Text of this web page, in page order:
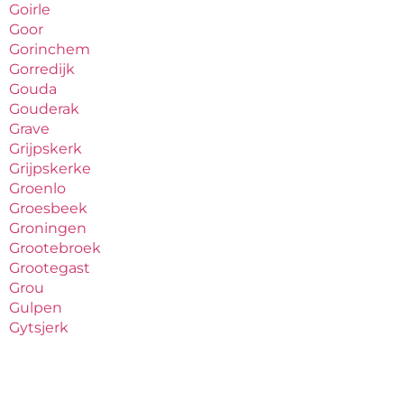
Goirle
Goor
Gorinchem
Gorredijk
Gouda
Gouderak
Grave
Grijpskerk
Grijpskerke
Groenlo
Groesbeek
Groningen
Grootebroek
Grootegast
Grou
Gulpen
Gytsjerk